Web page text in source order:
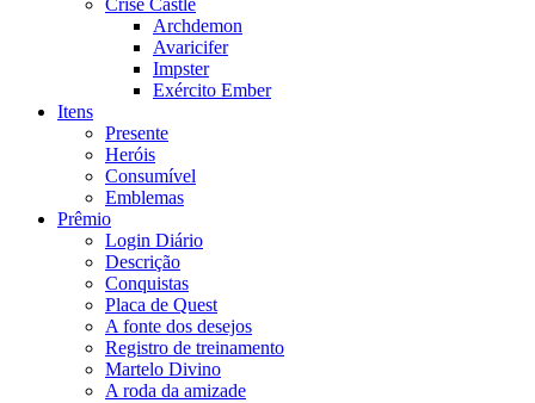
Crise Castle
Archdemon
Avaricifer
Impster
Exército Ember
Itens
Presente
Heróis
Consumível
Emblemas
Prêmio
Login Diário
Descrição
Conquistas
Placa de Quest
A fonte dos desejos
Registro de treinamento
Martelo Divino
A roda da amizade